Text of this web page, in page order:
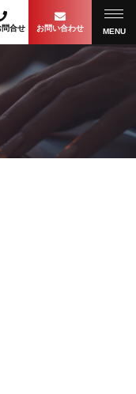
合せ お問い合わせ MENU